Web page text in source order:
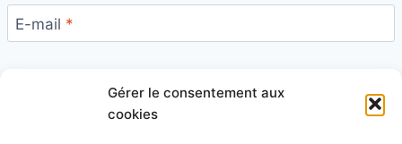
Gérer le consentement aux
cookies
E-mail *